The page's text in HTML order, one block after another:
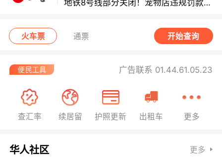
炉！
火车票 通票 开始查询
广告联系 01.44.61.05.23
查汇率 续居留 护照更新 出租车 更多
华人社区 更多